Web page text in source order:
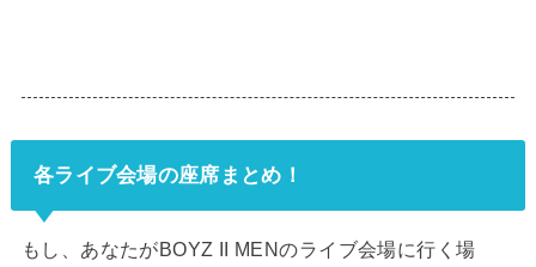
各ライブ会場の座席まとめ！
もし、あなたがBOYZ II MENのライブ会場に行く場